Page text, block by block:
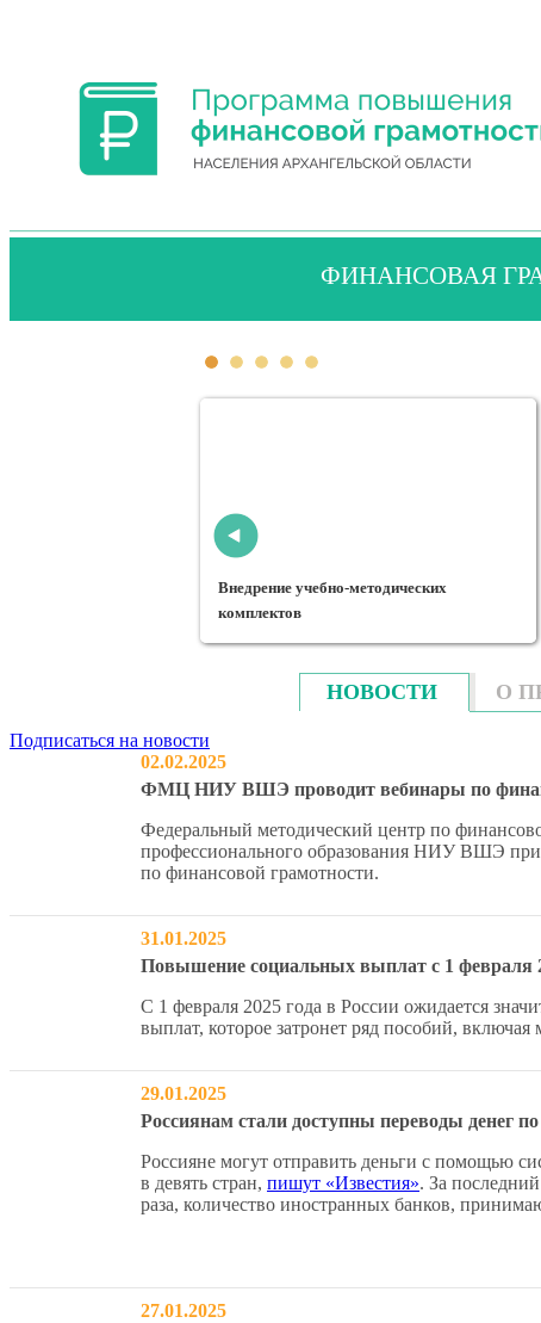
ФИНАНСОВАЯ
НОВОСТИ О
Подписаться на новости
02.02.2025
ФМЦ НИУ ВШЭ проводит вебинары по
Федеральный методический центр по
профессионального образования НИУ ВШЭ
по финансовой грамотности.
31.01.2025
Повышение социальных выплат с 1 февраля
С 1 февраля 2025 года в России ожидается
выплат, которое затронет ряд пособий, включая
29.01.2025
Россиянам стали доступны переводы денег
Россияне могут отправить деньги с помощью
в девять стран, пишут «Известия». За
раза, количество иностранных банков,
27.01.2025